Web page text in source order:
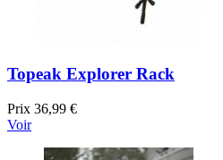
Topeak Explorer Rack
Prix 36,99 €
Voir